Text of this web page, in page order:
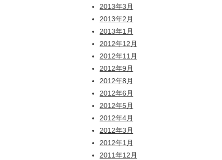
2013年3月
2013年2月
2013年1月
2012年12月
2012年11月
2012年9月
2012年8月
2012年6月
2012年5月
2012年4月
2012年3月
2012年1月
2011年12月